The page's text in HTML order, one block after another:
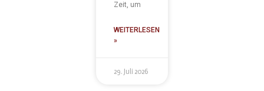
Zeit, um
WEITERLESEN
»
29. Juli 2026